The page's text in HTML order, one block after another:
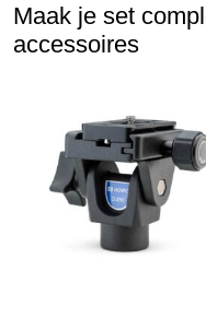
Maak je set
accessoires